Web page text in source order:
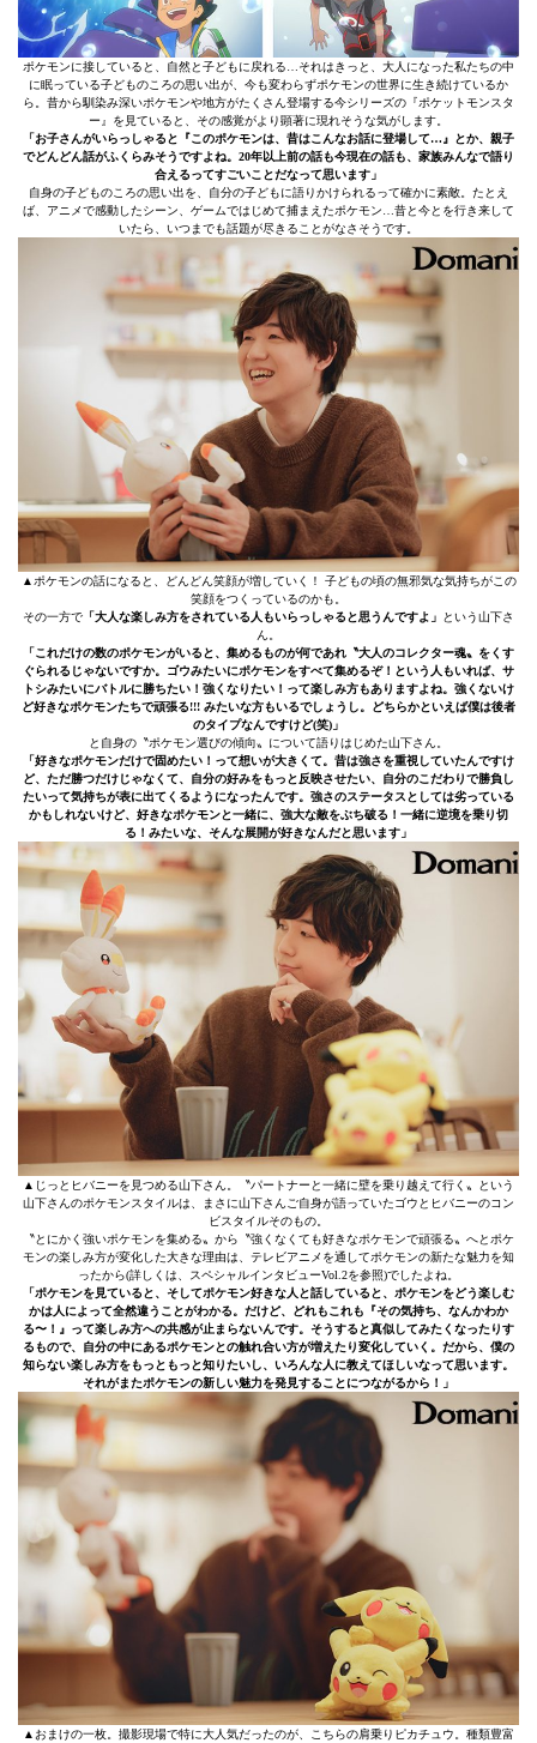
ポケモンに接していると、自然と子どもに戻れる…それはきっと、大人になった私たちの中
に眠っている子どものころの思い出が、今も変わらずポケモンの世界に生き続けているか
ら。昔から馴染み深いポケモンや地方がたくさん登場する今シリーズの『ポケットモンスタ
ー』を見ていると、その感覚がより顕著に現れそうな気がします。
「お子さんがいらっしゃると『このポケモンは、昔はこんなお話に登場して…』とか、親子
でどんどん話がふくらみそうですよね。20年以上前の話も今現在の話も、家族みんなで語り
合えるってすごいことだなって思います」
自身の子どものころの思い出を、自分の子どもに語りかけられるって確かに素敵。たとえ
ば、アニメで感動したシーン、ゲームではじめて捕まえたポケモン…昔と今とを行き来して
いたら、いつまでも話題が尽きることがなさそうです。
▲ポケモンの話になると、どんどん笑顔が増していく！ 子どもの頃の無邪気な気持ちがこの
笑顔をつくっているのかも。
その一方で 「大人な楽しみ方をされている人もいらっしゃると思うんですよ」
という山下さ
ん。
「これだけの数のポケモンがいると、集めるものが何であれ〝大人のコレクター魂〟をくす
ぐられるじゃないですか。ゴウみたいにポケモンをすべて集めるぞ！という人もいれば、サ
トシみたいにバトルに勝ちたい！強くなりたい！って楽しみ方もありますよね。強くないけ
ど好きなポケモンたちで頑張る!!! みたいな方もいるでしょうし。どちらかといえば僕は後者
のタイプなんですけど(笑)」
と自身の〝ポケモン選びの傾向〟について語りはじめた山下さん。
「好きなポケモンだけで固めたい！って想いが大きくて。昔は強さを重視していたんですけ
ど、ただ勝つだけじゃなくて、自分の好みをもっと反映させたい、自分のこだわりで勝負し
たいって気持ちが表に出てくるようになったんです。強さのステータスとしては劣っている
かもしれないけど、好きなポケモンと一緒に、強大な敵をぶち破る！一緒に逆境を乗り切
る！みたいな、そんな展開が好きなんだと思います」
▲じっとヒバニーを見つめる山下さん。〝パートナーと一緒に壁を乗り越えて行く〟という
山下さんのポケモンスタイルは、まさに山下さんご自身が語っていたゴウとヒバニーのコン
ビスタイルそのもの。
〝とにかく強いポケモンを集める〟から〝強くなくても好きなポケモンで頑張る〟へとポケ
モンの楽しみ方が変化した大きな理由は、テレビアニメを通してポケモンの新たな魅力を知
ったから(詳しくは、スペシャルインタビューVol.2を参照)でしたよね。
「ポケモンを見ていると、そしてポケモン好きな人と話していると、ポケモンをどう楽しむ
かは人によって全然違うことがわかる。だけど、どれもこれも『その気持ち、なんかわか
る〜！』って楽しみ方への共感が止まらないんです。そうすると真似してみたくなったりす
るもので、自分の中にあるポケモンとの触れ合い方が増えたり変化していく。だから、僕の
知らない楽しみ方をもっともっと知りたいし、いろんな人に教えてほしいなって思います。
それがまたポケモンの新しい魅力を発見することにつながるから！」
▲おまけの一枚。撮影現場で特に大人気だったのが、こちらの肩乗りピカチュウ。種類豊富